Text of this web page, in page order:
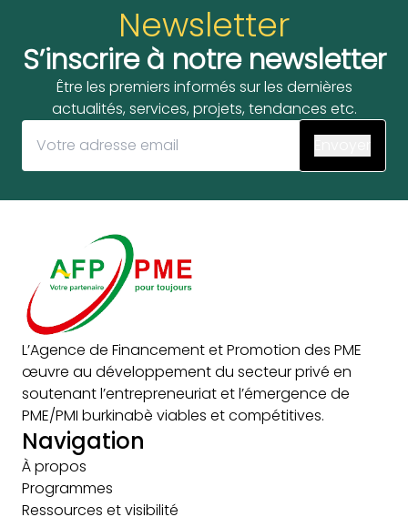
Newsletter
S’inscrire à notre newsletter
Être les premiers informés sur les dernières
actualités, services, projets, tendances etc.
L’Agence de Financement et Promotion des PME
œuvre au développement du secteur privé en
soutenant l’entrepreneuriat et l’émergence de
PME/PMI burkinabè viables et compétitives.
Navigation
À propos
Programmes
Ressources et visibilité